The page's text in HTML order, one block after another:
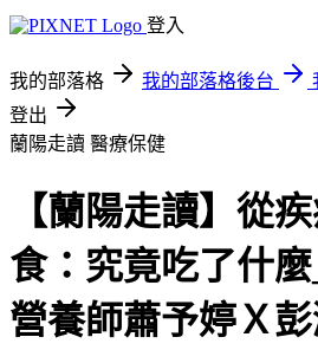
登入
我的部落格 我的部落格後台
登出
蘭陽走讀 醫療保健
【蘭陽走讀】從
食：究竟吃了什麼
營養師蕭予婷Ｘ